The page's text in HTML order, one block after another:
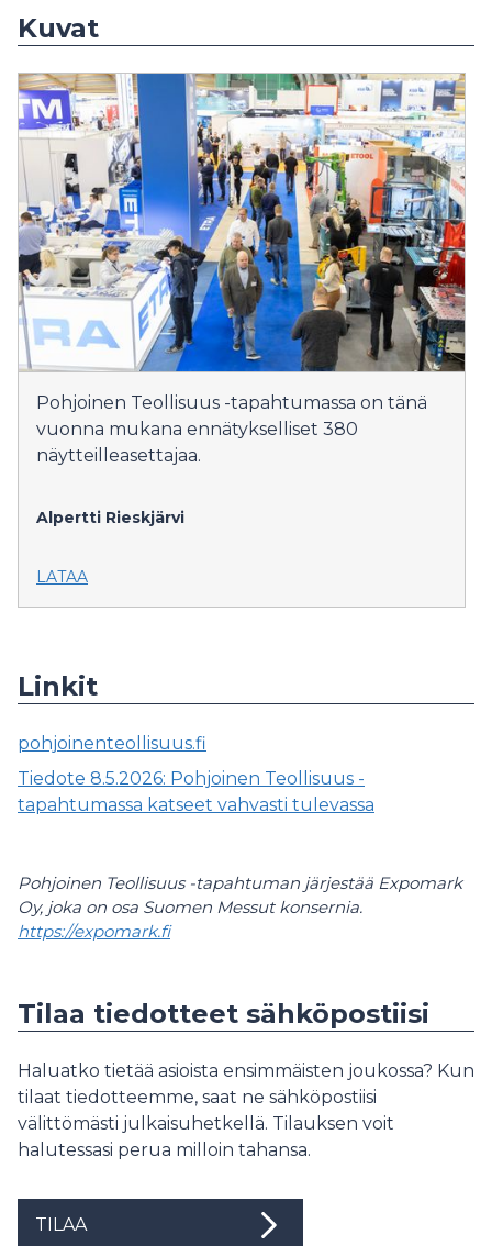
Kuvat
Pohjoinen Teollisuus -tapahtumassa on tänä
vuonna mukana ennätykselliset 380
näytteilleasettajaa.
Alpertti Rieskjärvi
LATAA
Linkit
pohjoinenteollisuus.fi
Tiedote 8.5.2026: Pohjoinen Teollisuus -
tapahtumassa katseet vahvasti tulevassa
Pohjoinen Teollisuus -tapahtuman järjestää Expomark
Oy, joka on osa Suomen Messut konsernia.
https://expomark.fi
Tilaa tiedotteet sähköpostiisi
Haluatko tietää asioista ensimmäisten joukossa? Kun
tilaat tiedotteemme, saat ne sähköpostiisi
välittömästi julkaisuhetkellä. Tilauksen voit
halutessasi perua milloin tahansa.
TILAA